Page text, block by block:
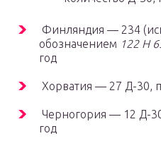
Финляндия — 234
обозначением 122 H
год
Хорватия — 27 Д-30,
Черногория — 12 Д-
год